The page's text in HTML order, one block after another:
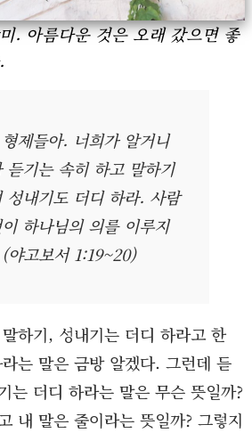
. 아름다운 것은 오래 갔으면 좋
제들아. 너희가 알거니
듣기는 속히 하고 말하기
성내기도 더디 하라. 사람
하나님의 의를 이루지
야고보서 1:19~20)
하기, 성내기는 더디 하라고 한
는 말은 금방 알겠다. 그런데 듣
는 더디 하라는 말은 무슨 뜻일까?
내 말은 줄이라는 뜻일까? 그렇지